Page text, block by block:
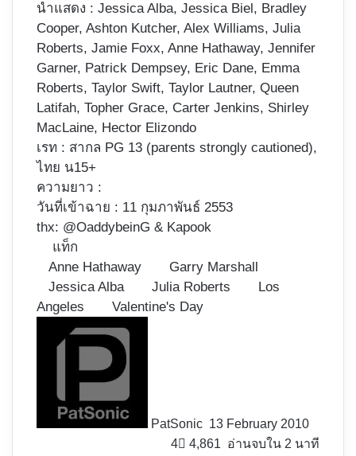
นำแสดง : Jessica Alba, Jessica Biel, Bradley
Cooper, Ashton Kutcher, Alex Williams, Julia
Roberts, Jamie Foxx, Anne Hathaway, Jennifer
Garner, Patrick Dempsey, Eric Dane, Emma
Roberts, Taylor Swift, Taylor Lautner, Queen
Latifah, Topher Grace, Carter Jenkins, Shirley
MacLaine, Hector Elizondo
เรท : สากล PG 13 (parents strongly cautioned),
ไทย น15+
ความยาว :
วันที่เข้าฉาย : 11 กุมภาพันธ์ 2553
thx: @OaddybeinG & Kapook
แท็ก
Anne Hathaway
Garry Marshall
Jessica Alba
Julia Roberts
Los
Angeles
Valentine's Day
PatSonic 13 February 2010
4
4,861 อ่านจบใน 2 นาที